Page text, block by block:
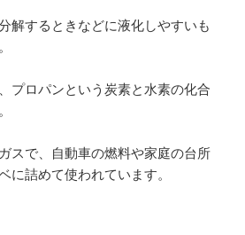
解するときなどに液化しやすいも
プロパンという炭素と水素の化合
スで、自動車の燃料や家庭の台所
に詰めて使われています。